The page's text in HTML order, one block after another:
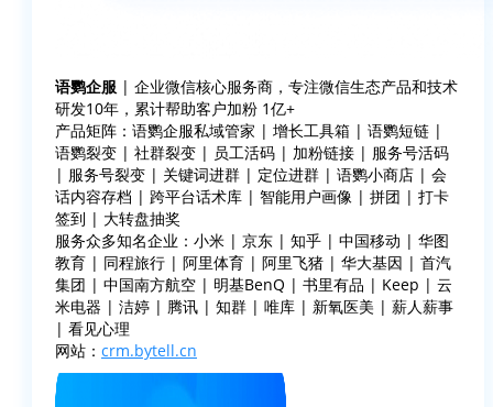
语鹦企服 | 企业微信核心服务商，专注微信生态产品和技术
研发10年，累计帮助客户加粉 1亿+
产品矩阵：语鹦企服私域管家 | 增长工具箱 | 语鹦短链 |
语鹦裂变 | 社群裂变 | 员工活码 | 加粉链接 | 服务号活码
| 服务号裂变 | 关键词进群 | 定位进群 | 语鹦小商店 | 会
话内容存档 | 跨平台话术库 | 智能用户画像 | 拼团 | 打卡
签到 | 大转盘抽奖
服务众多知名企业：小米 | 京东 | 知乎 | 中国移动 | 华图
教育 | 同程旅行 | 阿里体育 | 阿里飞猪 | 华大基因 | 首汽
集团 | 中国南方航空 | 明基BenQ | 书里有品 | Keep | 云
米电器 | 洁婷 | 腾讯 | 知群 | 唯库 | 新氧医美 | 薪人薪事
| 看见心理
网站： crm.bytell.cn